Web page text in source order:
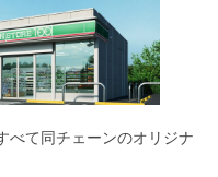
べて同チェーンのオリジナ